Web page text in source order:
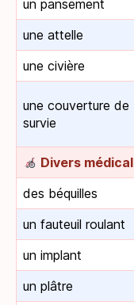
un pansement
une attelle
une civière
une couverture de
survie
Divers médical
des béquilles
un fauteuil roulant
un implant
un plâtre